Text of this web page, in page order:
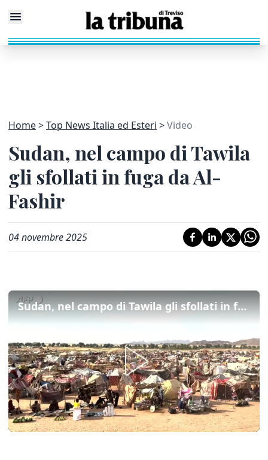
Home Top News Italia ed Esteri Video
Sudan, nel campo di Tawila
gli sfollati in fuga da Al-
Fashir
04 novembre 2025
Sudan, nel campo di Tawila gli sfollati in fuga da Al-Fashir